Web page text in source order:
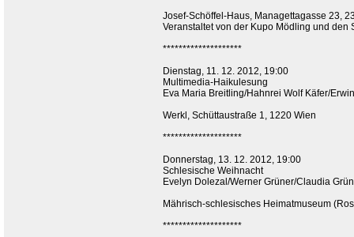
Josef-Schöffel-Haus, Managettagasse 23,
Veranstaltet von der Kupo Mödling und
********************
Dienstag, 11. 12. 2012, 19:00
Multimedia-Haikulesung
Eva Maria Breitling/Hahnrei Wolf Käfer/
Werkl, Schüttaustraße 1, 1220 Wien
********************
Donnerstag, 13. 12. 2012, 19:00
Schlesische Weihnacht
Evelyn Dolezal/Werner Grüner/Claudia
Mährisch-schlesisches Heimatmuseum
********************